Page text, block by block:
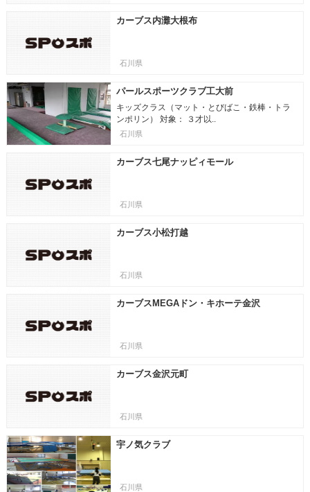
カーブス内灘大根布
石川県
パールスポーツクラブ工大前
キッズクラス（マット・とびばこ・鉄棒・トラ
ンポリン） 対象： ３才以..
石川県
カーブス七尾ナッピィモール
石川県
カーブス小松打越
石川県
カーブスMEGAドン・キホーテ金沢
石川県
カーブス金沢元町
石川県
宇ノ気クラブ
石川県